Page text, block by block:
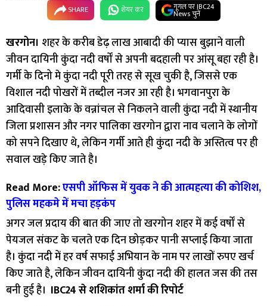
SHARE शेयर कर गूगल पर IBC24
News चुनें
खरगोन। शहर के करीब डेढ़ लाख आबादी की प्यास बुझाने वाली
जीवन दायिनी कुंदा नदी वर्षों से अपनी बदहाली पर आंसू बहा रही है।
गर्मी के दिनो मे कुंदा नदी पूरी तरह से सूख चुकी है, जिससे एक
विशाल नदी पोखरों में तब्दील नजर आ रही है। भगवानपुरा के
आदिवासी इलाके के वन्नांचल से निकलने वाली कुंदा नदी में स्थानीय
जिला प्रशासन और नगर पालिका खरगोन द्वारा नाव चलाने के लोगों
को सपने दिखाए थे, लेकिन गर्मी आते ही कुंदा नदी के अस्तित्व पर ही
सवाल खड़े किए जाते है।
Read More:एसपी ऑफिस में युवक ने की आत्महत्या की कोशिश,
पुलिस महकमे में मचा हड़कंप
अगर जल प्रदाय की बात की जाए तो खरगोन शहर में कई वर्षों से
पेयजल संकट के चलते एक दिन छोड़कर पानी सप्लाई किया जाता
है। कुंदा नदी में हर वर्ष सफाई अभियान के नाम पर लाखों रुपए खर्च
किए जाते है, लेकिन जीवन दायिनी कुंदा नदी की हालत जस की तस
बनी हुई है। IBC24 से शशिकांत शर्मा की रिपोर्ट